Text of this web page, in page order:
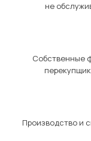
не
Собственные
Производство и